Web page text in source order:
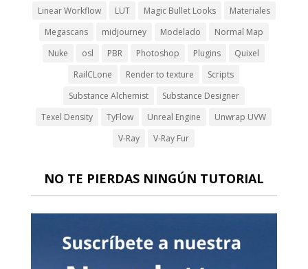
Linear Workflow LUT Magic Bullet Looks
Materiales
Megascans
midjourney Modelado
Normal Map
Nuke
osl PBR Photoshop Plugins
Quixel
RailCLone
Render to texture
Scripts
Substance Alchemist
Substance Designer
Texel Density
TyFlow Unreal Engine
Unwrap UVW
V-Ray
V-Ray Fur
NO TE PIERDAS NINGÚN TUTORIAL